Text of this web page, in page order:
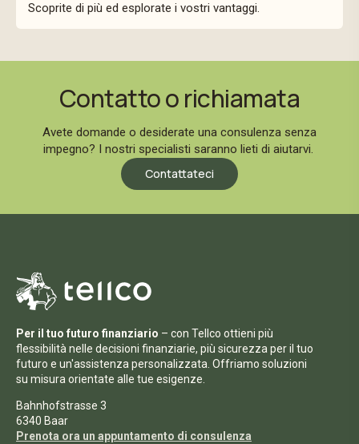
Scoprite di più ed esplorate i vostri vantaggi.
Contatto o richiamata
Avete domande o desiderate una consulenza senza
impegno? I nostri specialisti saranno lieti di aiutarvi.
Contattateci
Per il tuo futuro finanziario – con Tellco ottieni più
flessibilità nelle decisioni finanziarie, più sicurezza per il tuo
futuro e un'assistenza personalizzata. Offriamo soluzioni
su misura orientate alle tue esigenze.
Bahnhofstrasse 3
6340 Baar
Prenota ora un appuntamento di consulenza